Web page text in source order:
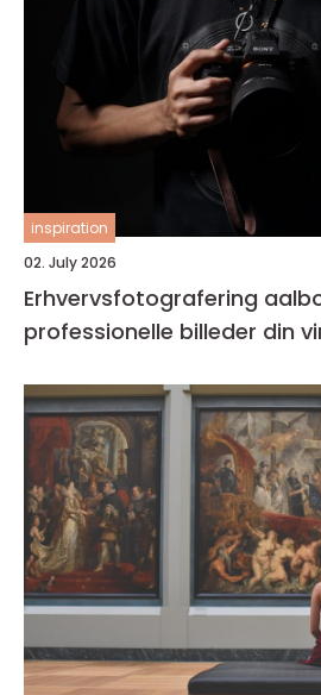
inspiration
02. July 2026
Erhvervsfotografering
professionelle billeder din